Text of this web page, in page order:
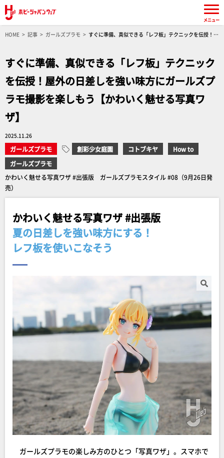
HOME 記事 ガールズプラモ
すぐに準備、真似できる「レフ板」テクニックを伝授！屋
すぐに準備、真似できる「レフ板」テクニック
を伝授！屋外の日差しを強い味方にガールズプ
ラモ撮影を楽しもう【かわいく魅せる写真ワ
ザ】
2025.11.26
ガールズプラモ 創彩少女庭園 コトブキヤ
How to
ガールズプラモ
かわいく魅せる写真ワザ #出張版 ガールズプラモスタイル #08（9月26日発
売）
かわいく魅せる写真ワザ #出張版
夏の日差しを強い味方にする！
レフ板を使いこなそう
ガールズプラモの楽しみ方のひとつ「写真ワザ」。スマホで
メニュー